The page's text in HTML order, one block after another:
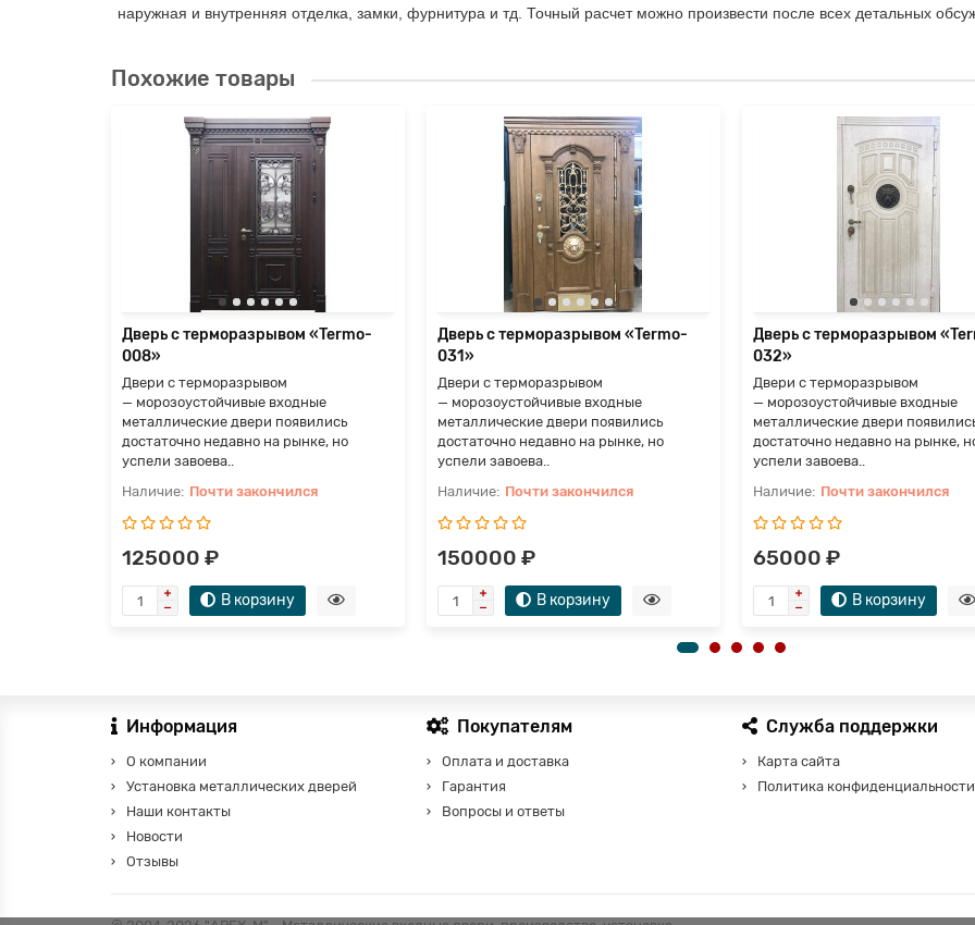
наружная и внутренняя отделка, замки, фурнитура и тд. Точный расчет можно произвести после всех детальных
Похожие товары
Дверь с терморазрывом «Termo-
008»
Двери с терморазрывом
— морозоустойчивые входные
металлические двери появились
достаточно недавно на рынке, но
успели завоева..
Почти закончился
125000 ₽
В корзину
Дверь с терморазрывом «Termo-
031»
Двери с терморазрывом
— морозоустойчивые входные
металлические двери появились
достаточно недавно на рынке, но
успели завоева..
Почти закончился
150000 ₽
В корзину
Дверь с терморазрывом
032»
Двери с терморазрывом
— морозоустойчивые входные
металлические двери
достаточно недавно на рынке,
успели завоева..
Почти закончился
65000 ₽
В корзину
Информация
О компании
Установка металлических дверей
Наши контакты
Новости
Отзывы
Покупателям
Оплата и доставка
Гарантия
Вопросы и ответы
Служба поддержки
Карта сайта
Политика конфиденциальности